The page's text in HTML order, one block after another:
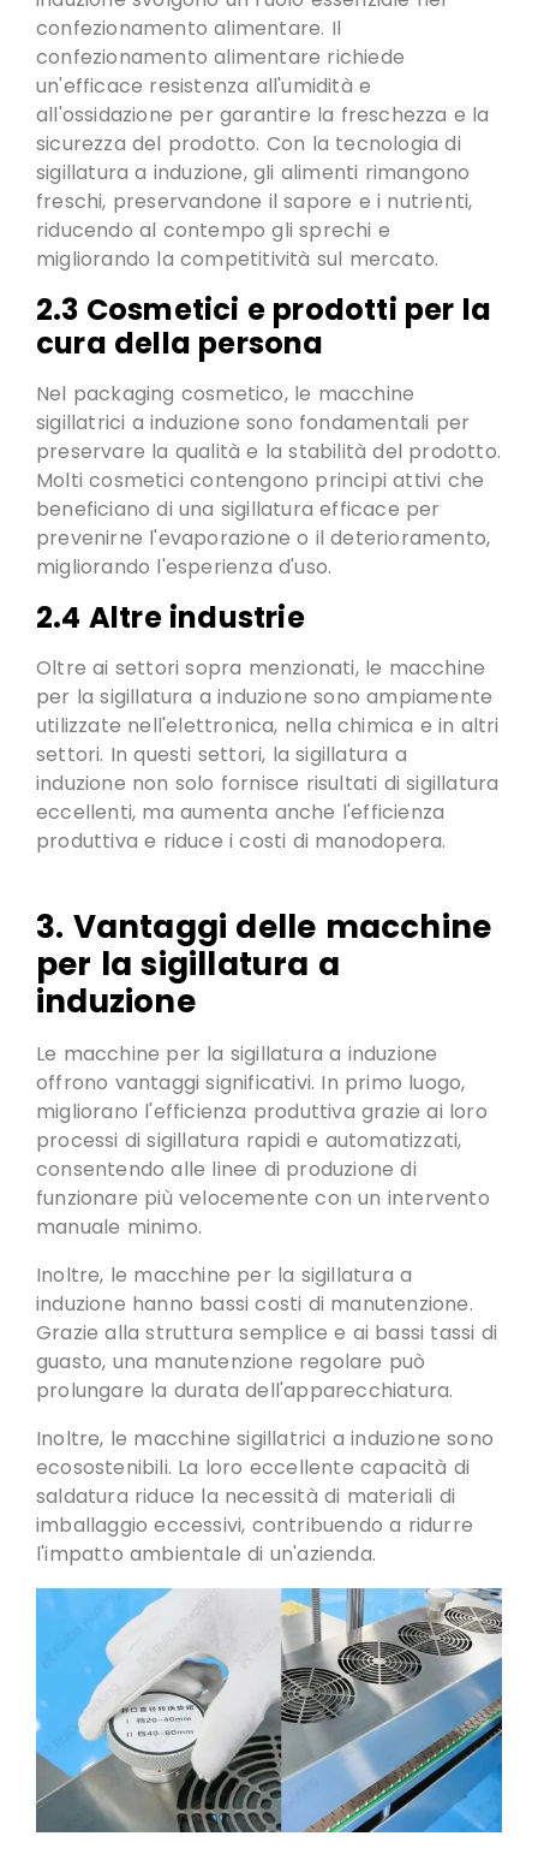
confezionamento alimentare. Il
confezionamento alimentare richiede
un'efficace resistenza all'umidità e
all'ossidazione per garantire la freschezza e la
sicurezza del prodotto. Con la tecnologia di
sigillatura a induzione, gli alimenti rimangono
freschi, preservandone il sapore e i nutrienti,
riducendo al contempo gli sprechi e
migliorando la competitività sul mercato.
2.3 Cosmetici e prodotti per la
cura della persona
Nel packaging cosmetico, le macchine
sigillatrici a induzione sono fondamentali per
preservare la qualità e la stabilità del prodotto.
Molti cosmetici contengono principi attivi che
beneficiano di una sigillatura efficace per
prevenirne l'evaporazione o il deterioramento,
migliorando l'esperienza d'uso.
2.4 Altre industrie
Oltre ai settori sopra menzionati, le macchine
per la sigillatura a induzione sono ampiamente
utilizzate nell'elettronica, nella chimica e in altri
settori. In questi settori, la sigillatura a
induzione non solo fornisce risultati di sigillatura
eccellenti, ma aumenta anche l'efficienza
produttiva e riduce i costi di manodopera.
3. Vantaggi delle macchine
per la sigillatura a
induzione
Le macchine per la sigillatura a induzione
offrono vantaggi significativi. In primo luogo,
migliorano l'efficienza produttiva grazie ai loro
processi di sigillatura rapidi e automatizzati,
consentendo alle linee di produzione di
funzionare più velocemente con un intervento
manuale minimo.
Inoltre, le macchine per la sigillatura a
induzione hanno bassi costi di manutenzione.
Grazie alla struttura semplice e ai bassi tassi di
guasto, una manutenzione regolare può
prolungare la durata dell'apparecchiatura.
Inoltre, le macchine sigillatrici a induzione sono
ecosostenibili. La loro eccellente capacità di
saldatura riduce la necessità di materiali di
imballaggio eccessivi, contribuendo a ridurre
l'impatto ambientale di un'azienda.